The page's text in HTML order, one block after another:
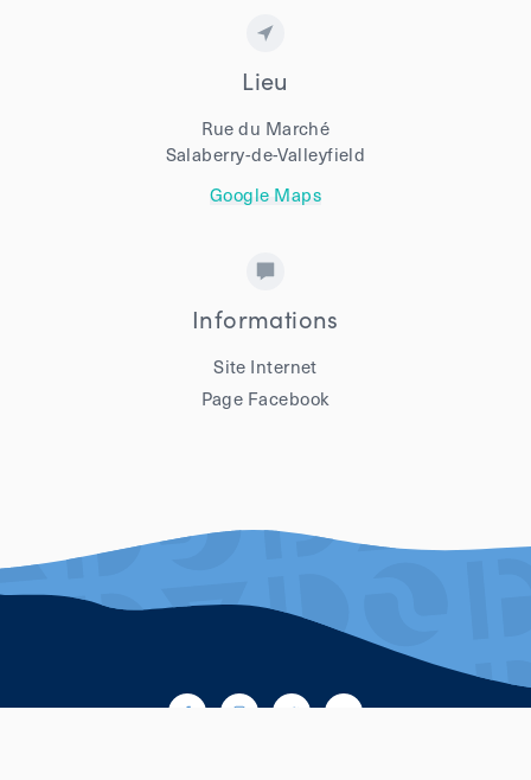
Lieu
Rue du Marché
Salaberry-de-Valleyfield
Google Maps
Informations
Site Internet
Page Facebook